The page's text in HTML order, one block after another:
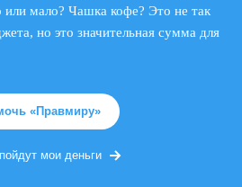
или мало? Чашка кофе? Это не так
но это значительная сумма для
«Правмиру»
мои деньги